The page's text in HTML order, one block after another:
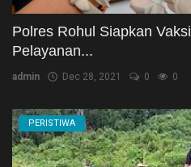
Polres Rohul Siapkan
Pelayanan...
admin Dec 28, 2021 0 0
PERISTIWA